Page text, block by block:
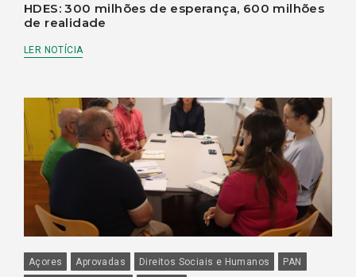
HDES: 300 milhões de esperança, 600 milhões
de realidade
LER NOTÍCIA
Açores Aprovadas Direitos Sociais e Humanos
PAN